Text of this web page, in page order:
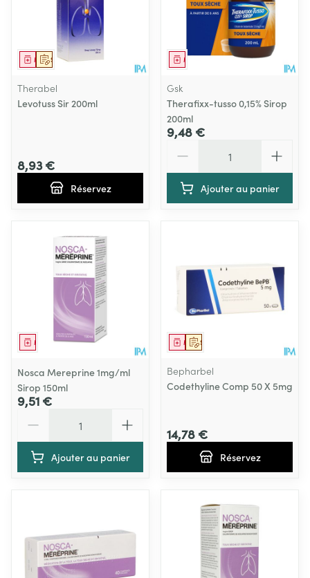
Sur prescription
Médicament
Therabel
Levotuss Sir 200ml
8,93 €
Réservez
Médicament
Gsk
Therafixx-tusso 0,15% Sirop
200ml
9,48 €
Ajouter au panier
Médicament
Nosca Mereprine 1mg/ml
Sirop 150ml
9,51 €
Ajouter au panier
Sur prescription
Médicament
Bepharbel
Codethyline Comp 50 X 5mg
14,78 €
Réservez